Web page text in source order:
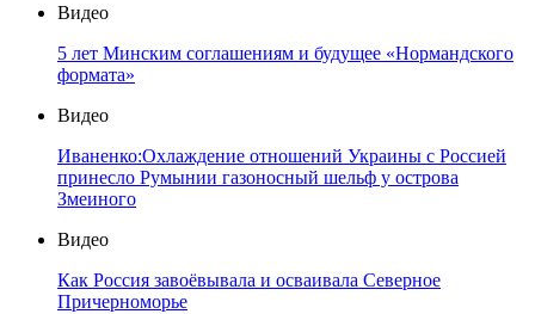
Видео
5 лет Минским соглашениям и будущее «Нормандского
формата»
Видео
Иваненко:Охлаждение отношений Украины с Россией
принесло Румынии газоносный шельф у острова
Змеиного
Видео
Как Россия завоёвывала и осваивала Северное
Причерноморье